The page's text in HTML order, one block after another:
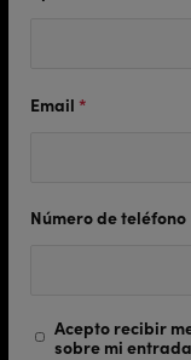
Email *
Número de teléfono
Acepto recibir
sobre mi